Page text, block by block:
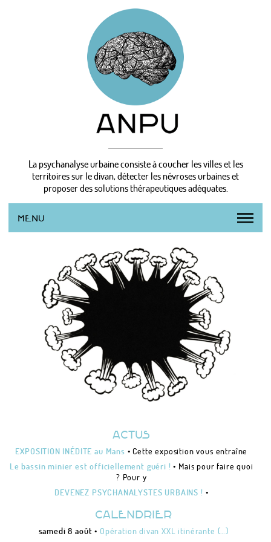
La psychanalyse urbaine consiste à coucher les villes et les
territoires sur le divan, détecter les névroses urbaines et
proposer des solutions thérapeutiques adéquates.
MENU
L’AGENCE
LA MÉTHODE
LES ÉTUDES DE CAS
MISES EN FORME
LES MÉTA-SUJETS
PSYCHANALISE URBAINE ?
L’URBANISTE ENCHANTEUR
Calendrier
Photos/Vidéos/Pro
Nous écrire / Recevoir des nouvelles
ACTUS
EXPOSITION INÉDITE au Mans • Cette exposition vous entraîne
Le bassin minier est officiellement guéri ! • Mais pour faire quoi
? Pour y
DEVENEZ PSYCHANALYSTES URBAINS ! •
CALENDRIER
samedi 8 août• Opération divan XXL itinérante (…)